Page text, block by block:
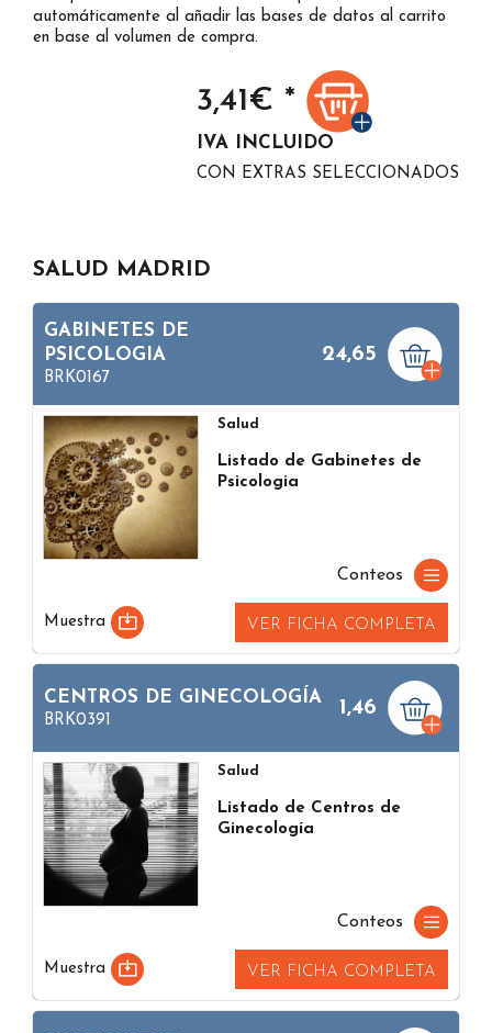
automáticamente al añadir las bases de datos al carrito
en base al volumen de compra.
3,41€ *
IVA INCLUIDO
CON EXTRAS SELECCIONADOS
SALUD MADRID
GABINETES DE
PSICOLOGIA
BRK0167
24,65
Salud
Listado de Gabinetes de
Psicologia
Conteos
Muestra VER FICHA COMPLETA
CENTROS DE GINECOLOGÍA
BRK0391
1,46
Salud
Listado de Centros de
Ginecología
Conteos
Muestra VER FICHA COMPLETA